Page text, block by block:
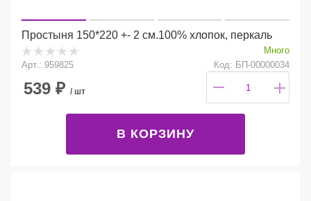
Простыня 150*220 +- 2 см.100% хлопок, перкаль
Много
Арт.: 959825
Код: БП-00000034
539 ₽ / шт
В КОРЗИНУ